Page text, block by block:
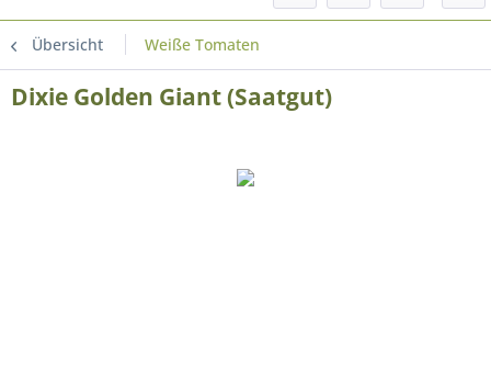
Übersicht Weiße Tomaten
Dixie Golden Giant (Saatgut)